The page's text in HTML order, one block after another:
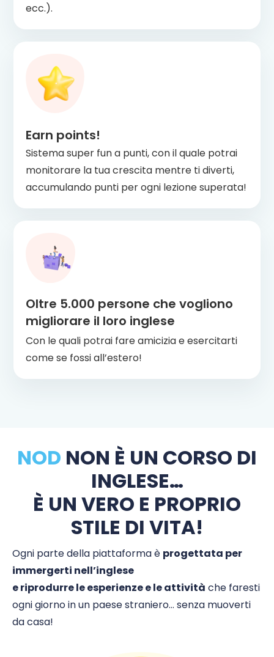
ecc.).
Earn points!
Sistema super fun a punti, con il quale potrai
monitorare la tua crescita mentre ti diverti,
accumulando punti per ogni lezione superata!
Oltre 5.000 persone che vogliono
migliorare il loro inglese
Con le quali potrai fare amicizia e esercitarti
come se fossi all’estero!
NOD NON È UN CORSO DI
INGLESE…
È UN VERO E PROPRIO
STILE DI VITA!
Ogni parte della piattaforma è progettata per
immergerti nell’inglese
e riprodurre le esperienze e le attività che faresti
ogni giorno in un paese straniero… senza muoverti
da casa!